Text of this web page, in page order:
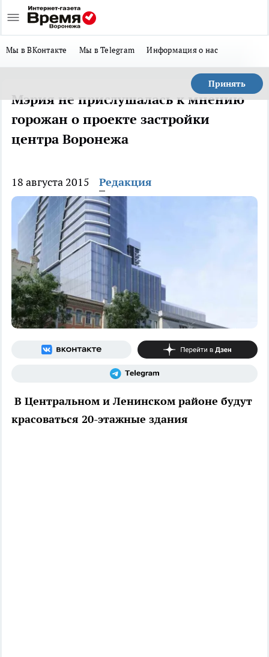
Мы в ВКонтакте Мы в Telegram Информация о нас
Принять
Мэрия не прислушалась к мнению
горожан о проекте застройки
центра Воронежа
18 августа 2015 Редакция
В Центральном и Ленинском районе будут
красоваться 20-этажные здания